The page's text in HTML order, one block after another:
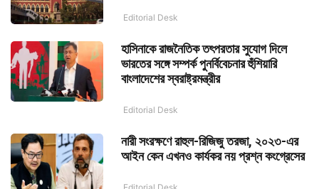
Editorial Desk
হাসিনাকে রাজনৈতিক তৎপরতার সুযোগ দিলে
ভারতের সঙ্গে সম্পর্ক পুনর্বিবেচনার হুঁশিয়ারি
বাংলাদেশের স্বরাষ্ট্রমন্ত্রীর
Editorial Desk
নারী সংরক্ষণে রাহুল-রিজিজু তরজা, ২০২৩-এর
আইন কেন এখনও কার্যকর নয় প্রশ্ন কংগ্রেসের
Editorial Desk